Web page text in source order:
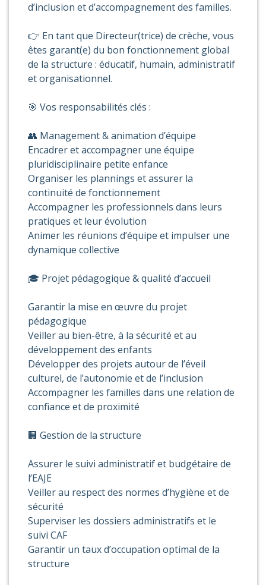
d’inclusion et d’accompagnement des familles.
👉 En tant que Directeur(trice) de crèche, vous
êtes garant(e) du bon fonctionnement global
de la structure : éducatif, humain, administratif
et organisationnel.
🎯 Vos responsabilités clés :
👥 Management & animation d’équipe
Encadrer et accompagner une équipe
pluridisciplinaire petite enfance
Organiser les plannings et assurer la
continuité de fonctionnement
Accompagner les professionnels dans leurs
pratiques et leur évolution
Animer les réunions d’équipe et impulser une
dynamique collective
🎓 Projet pédagogique & qualité d’accueil
Garantir la mise en œuvre du projet
pédagogique
Veiller au bien-être, à la sécurité et au
développement des enfants
Développer des projets autour de l’éveil
culturel, de l’autonomie et de l’inclusion
Accompagner les familles dans une relation de
confiance et de proximité
🏢 Gestion de la structure
Assurer le suivi administratif et budgétaire de
l’EAJE
Veiller au respect des normes d’hygiène et de
sécurité
Superviser les dossiers administratifs et le
suivi CAF
Garantir un taux d’occupation optimal de la
structure